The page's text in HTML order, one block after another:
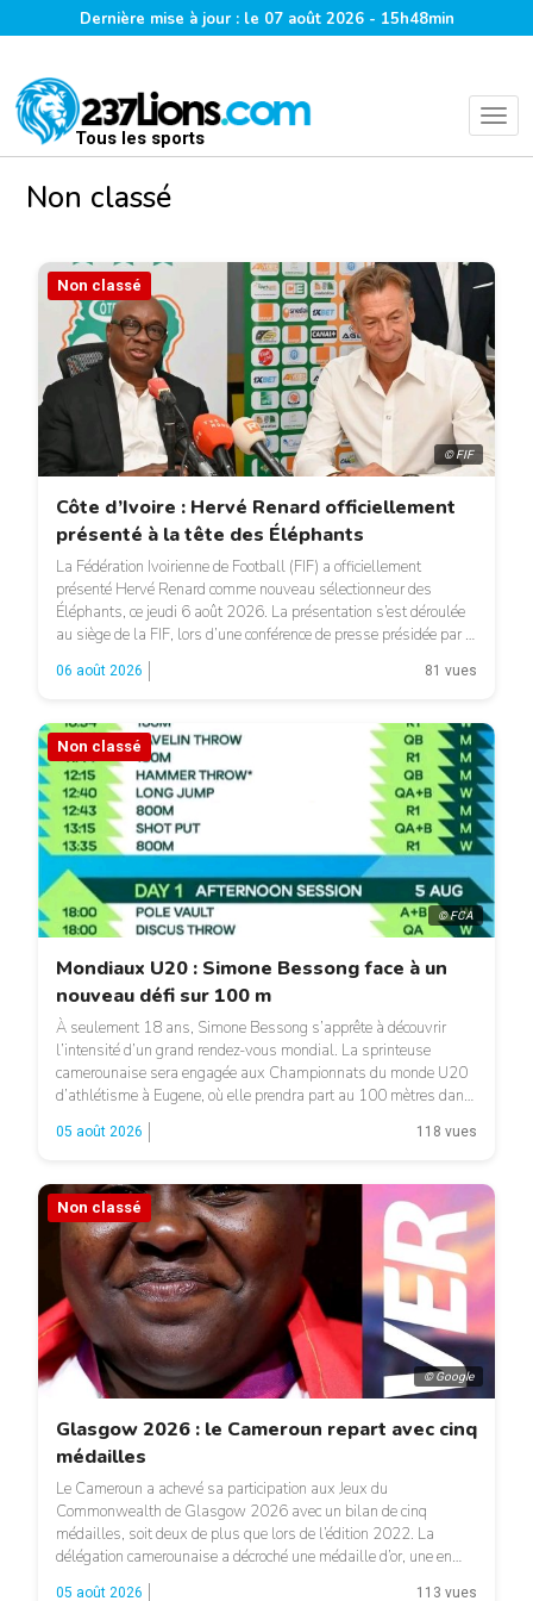
Dernière mise à jour : le 07 août 2026 - 15h48min
Tous les sports
Non classé
© FIF
Non classé
Côte d’Ivoire : Hervé Renard officiellement
présenté à la tête des Éléphants
La Fédération Ivoirienne de Football (FIF) a officiellement
présenté Hervé Renard comme nouveau sélectionneur des
Éléphants, ce jeudi 6 août 2026. La présentation s’est déroulée
au siège de la FIF, lors d’une conférence de presse présidée par le
président de l’instance, Yacine Idriss Diallo, en présence de
plusieurs membres du Comité exécutif. Cette nomination
06 août 2026 81 vues
© FCA
Non classé
Mondiaux U20 : Simone Bessong face à un
nouveau défi sur 100 m
À seulement 18 ans, Simone Bessong s’apprête à découvrir
l’intensité d’un grand rendez-vous mondial. La sprinteuse
camerounaise sera engagée aux Championnats du monde U20
d’athlétisme à Eugene, où elle prendra part au 100 mètres dans
le heat 7. Pour son entrée en lice, la jeune Camerounaise devra
se mesurer à une concurrence relevée. Une première […]
05 août 2026 118 vues
© Google
Non classé
Glasgow 2026 : le Cameroun repart avec cinq
médailles
Le Cameroun a achevé sa participation aux Jeux du
Commonwealth de Glasgow 2026 avec un bilan de cinq
médailles, soit deux de plus que lors de l’édition 2022. La
délégation camerounaise a décroché une médaille d’or, une en
argent et trois en bronze. La performance majeure est venue
05 août 2026 113 vues